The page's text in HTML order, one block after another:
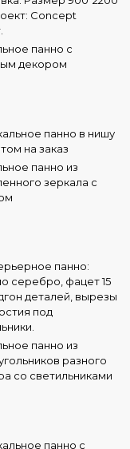
панно с
декором
панно из
зеркала с
панно из
разного
со светильниками